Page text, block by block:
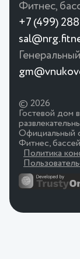
Фитнес,
+7 (499)
© 2026
Гостевой дом
Официальный
Фитнес,
Политика